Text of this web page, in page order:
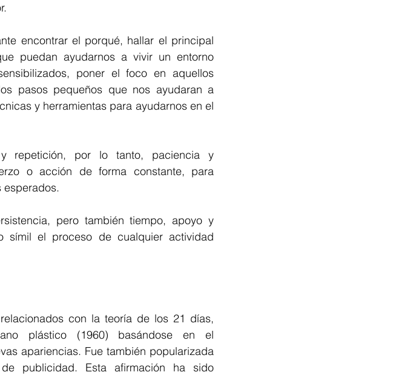
encontrar el porqué, hallar el principal
puedan ayudarnos a vivir un entorno
poner el foco en aquellos
pasos pequeños que nos ayudaran a
y herramientas para ayudarnos en el
repetición, por lo tanto, paciencia y
o acción de forma constante, para
esperados.
pero también tiempo, apoyo y
símil el proceso de cualquier actividad
con la teoría de los 21 días,
plástico (1960) basándose en el
apariencias. Fue también popularizada
publicidad. Esta afirmación ha sido